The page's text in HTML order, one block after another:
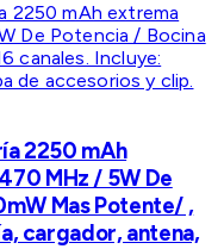
2250 mAh
MHz / 5W De
Mas Potente/ ,
cargador, antena,